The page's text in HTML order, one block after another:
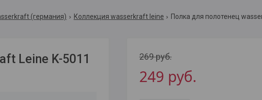
(германия) Коллекция wasserkraft leine Полка для полотенец
Leine K-5011 269руб.
249 руб.